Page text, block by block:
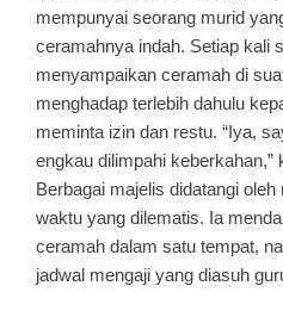
mempunyai seorang murid
ceramahnya indah. Setiap kali
menyampaikan ceramah di
menghadap terlebih dahulu
meminta izin dan restu. “Iya,
engkau dilimpahi keberkahan,”
Berbagai majelis didatangi
waktu yang dilematis. Ia
ceramah dalam satu tempat,
jadwal mengaji yang diasuh